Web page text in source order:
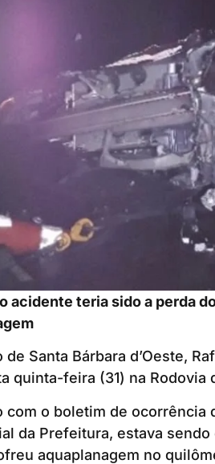
acidente teria sido a perda
de Santa Bárbara d’Oeste,
quinta-feira (31) na Rodovia
com o boletim de ocorrência
da Prefeitura, estava
aquaplanagem no